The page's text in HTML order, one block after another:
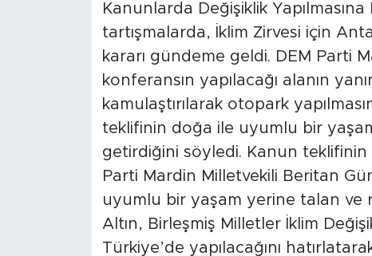
Kanunlarda Değişiklik
tartışmalarda, İklim Zirvesi için
kararı gündeme geldi. DEM Parti
konferansın yapılacağı alanın
kamulaştırılarak otopark
teklifinin doğa ile uyumlu bir
getirdiğini söyledi. Kanun teklifinin
Parti Mardin Milletvekili Beritan
uyumlu bir yaşam yerine talan ve
Altın, Birleşmiş Milletler İklim
Türkiye’de yapılacağını